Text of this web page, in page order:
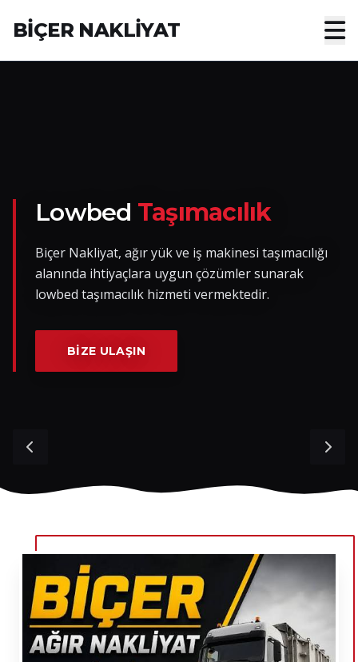
BİÇER NAKLİYAT
Nakliye Yük İlanları
İletişim
Lowbed Taşımacılık
Biçer Nakliyat, ağır yük ve iş makinesi taşımacılığı
alanında ihtiyaçlara uygun çözümler sunarak
lowbed taşımacılık hizmeti vermektedir.
BIZE ULAŞIN